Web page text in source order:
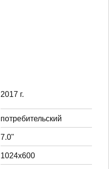
2017 г.
потребительский
7.0"
1024x600